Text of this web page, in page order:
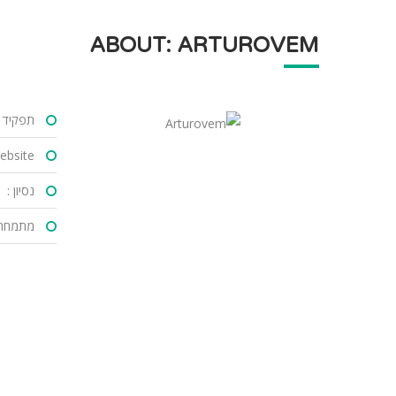
ABOUT: ARTUROVEM
תפקיד
:
נסיון :